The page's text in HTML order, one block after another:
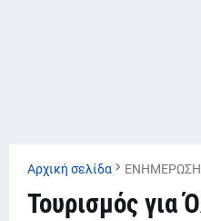
Αρχική σελίδα
Τουρισμός για